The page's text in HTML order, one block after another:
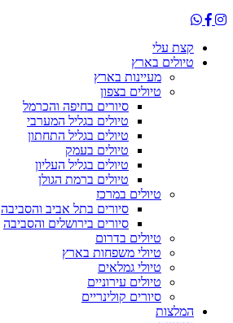
קצת עלי
טיולים בארץ
מעיינות בארץ
טיולים בצפון
סיורים בחיפה והכרמל
טיולים בגליל המערבי
טיולים בגליל התחתון
טיולים בעמק
טיולים בגליל העליון
טיולים ברמת הגולן
טיולים במרכז
סיורים בתל אביב והסביבה
סיורים בירושלים והסביבה
טיולים בדרום
טיולי משפחות בארץ
טיולי גמלאים
טיולים עירוניים
סיורים קולינריים
המלצות